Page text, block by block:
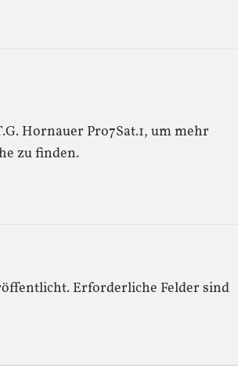
Hornauer Pro7Sat.1, um mehr
zu finden.
Erforderliche Felder sind